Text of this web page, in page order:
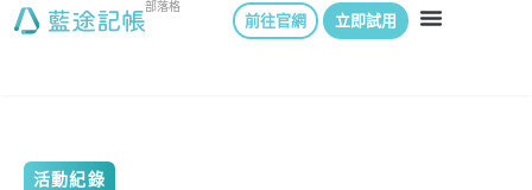
部落格
前往官網 立即試用
活動紀錄